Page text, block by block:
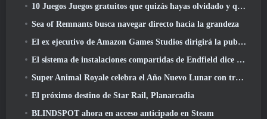
10 Juegos Juegos gratuitos que quizás hayas olvidado y que participan en el PvP Fest de Steam
Sea of ​​Remnants busca navegar directo hacia la grandeza
El ex ejecutivo de Amazon Games Studios dirigirá la publicación occidental de Aion 2
El sistema de instalaciones compartidas de Endfield dice sobre los jugadores
Super Animal Royale celebra el Año Nuevo Lunar con tres semanas de eventos de Super Horse
El próximo destino de Star Rail, Planarcadia
BLINDSPOT ahora en acceso anticipado en Steam